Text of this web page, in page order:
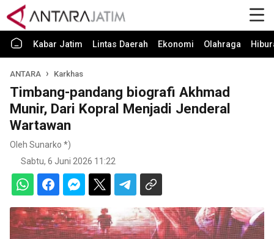
Kabar Jatim Lintas Daerah Ekonomi Olahraga
ANTARA Karkhas
Timbang-pandang biografi Akhmad
Munir, Dari Kopral Menjadi Jenderal
Wartawan
Oleh Sunarko *)
Sabtu, 6 Juni 2026 11:22